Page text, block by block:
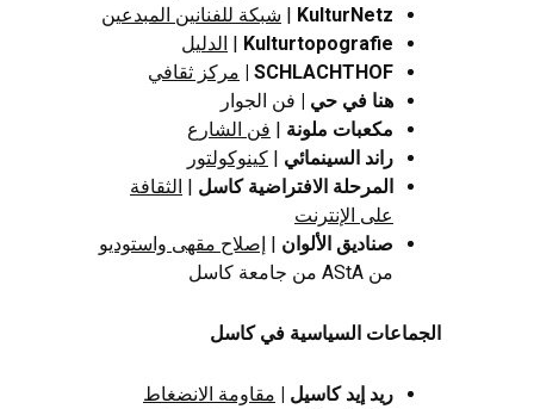
KulturNetz
شبكة للفنانين المبدعين
Kulturtopografie
الدليل
SCHLACHTHOF |
مركز ثقافي
هنا في حي |
فن الجوار
مكعبات ملونة
فن الشارع
راند السينمائي
كينوكولتور
المرحلة الافتراضية كاسل
الثقافة
على الإنترنت
صناديق الألوان
إصلاح مقهى واستوديو
من AStA من جامعة كاسل
الجماعات السياسية في كاسل
ريد إيد كاسيل | مقاومة الانضغاط